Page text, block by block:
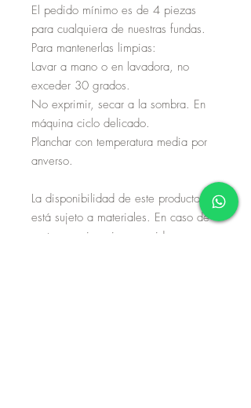
El pedido mínimo es de 4 piezas
para cualquiera de nuestras fundas.
Para mantenerlas limpias:
Lavar a mano o en lavadora, no
exceder 30 grados.
No exprimir, secar a la sombra. En
máquina ciclo delicado.
Planchar con temperatura media por
anverso.
La disponibilidad de este producto
está sujeto a materiales. En caso de
no tener exisencias, considere que su